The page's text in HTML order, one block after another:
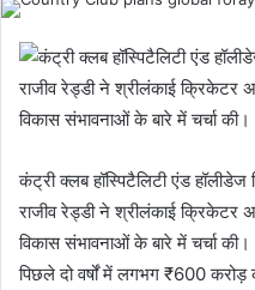
कंट्री क्लब हॉस्पिटैलिटी एंड
राजीव रेड्डी ने श्रीलंकाई क्रिकेटर
विकास संभावनाओं के बारे में चर्चा की।
पिछले दो वर्षों में लगभग ₹600